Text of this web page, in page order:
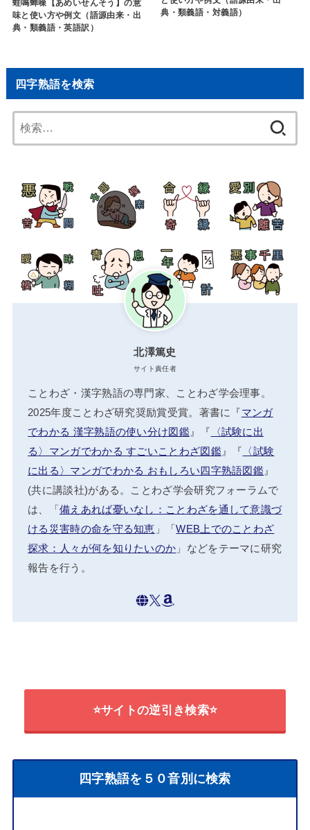
蛙鳴蝉噪【あめいせんそう】の意
味と使い方や例文（語源由来・出
典・類義語・英語訳）
典・類義語・対義語）
四字熟語を検索
索:
北澤篤史
サイト責任者
ことわざ・漢字熟語の専門家、ことわざ学会理事。
2025年度ことわざ研究奨励賞受賞。著書に『マンガ
でわかる 漢字熟語の使い分け図鑑』『 〈試験に出
る〉マンガでわかる すごいことわざ図鑑』『 〈試験
に出る〉マンガでわかる おもしろい四字熟語図鑑 』
(共に講談社)がある。ことわざ学会研究フォーラムで
は、「備えあれば憂いなし：ことわざを通して意識づ
ける災害時の命を守る知恵 」「WEB上でのことわざ
探求：人々が何を知りたいのか 」などをテーマに研究
報告を行う。
⭐サイトの逆引き検索⭐
四字熟語を５０音別に検索